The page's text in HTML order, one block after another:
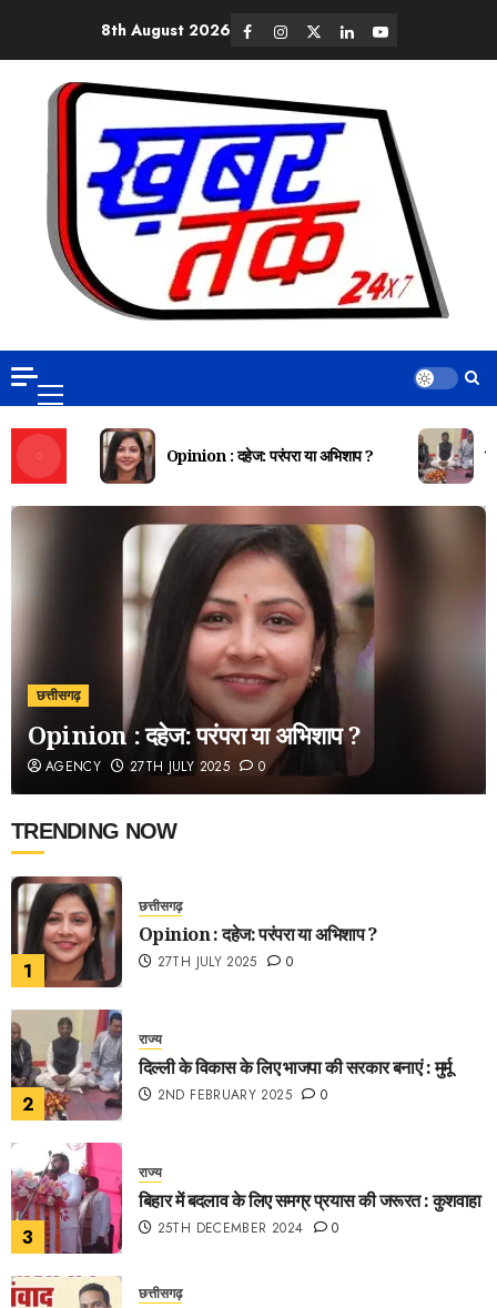
8th August 2026
Opinion : दहेज: परंपरा या अभिशाप ?
छत्तीसगढ़
Opinion : दहेज: परंपरा या अभिशाप ?
AGENCY 27TH JULY 2025 0
TRENDING NOW
1
छत्तीसगढ़
Opinion : दहेज: परंपरा या अभिशाप ?
27TH JULY 2025 0
2
राज्य
दिल्ली के विकास के लिए भाजपा की सरकार बनाएं : मुर्मू
2ND FEBRUARY 2025 0
3
राज्य
बिहार में बदलाव के लिए समग्र प्रयास की जरूरत : कुशवाहा
25TH DECEMBER 2024 0
छत्तीसगढ़